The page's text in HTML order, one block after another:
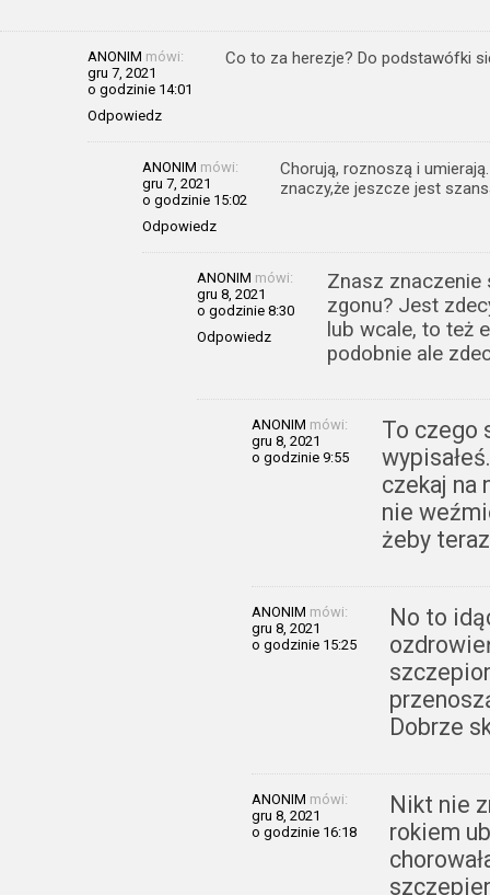
ANONIM mówi:
gru 7, 2021
o godzinie 14:01
Odpowiedz
Co to za herezje? Do podstawófki
ANONIM mówi:
gru 7, 2021
o godzinie 15:02
Odpowiedz
Chorują, roznoszą i
znaczy,że jeszcze jest
ANONIM mówi:
gru 8, 2021
o godzinie 8:30
Odpowiedz
Znasz znaczenie
zgonu? Jest
lub wcale, to też
podobnie ale
ANONIM mówi:
gru 8, 2021
o godzinie 9:55
To czego
czekaj na
nie
żeby
ANONIM mówi:
gru 8, 2021
o godzinie 15:25
No to
Dobrze
ANONIM mówi:
gru 8, 2021
o godzinie 16:18
Nikt nie
rokiem